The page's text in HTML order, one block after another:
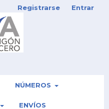
NÚMEROS
ENVÍOS
Registrarse Entrar